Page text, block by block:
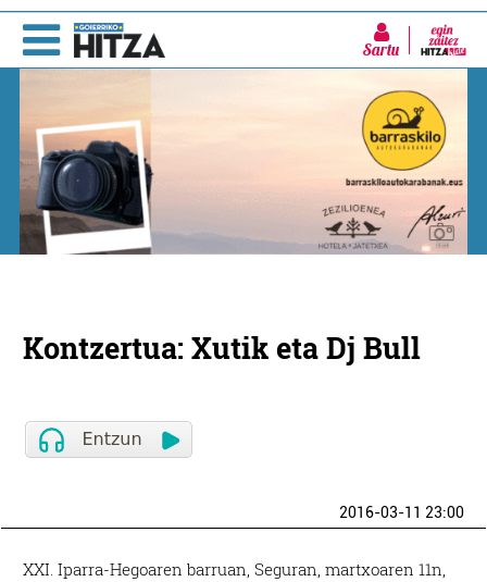
Sartu
Kontzertua: Xutik eta Dj Bull
2016-03-11 23:00
XXI. Iparra-Hegoaren barruan, Seguran, martxoaren 11n,